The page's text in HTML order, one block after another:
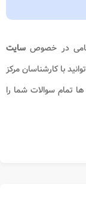
در خصوص سایت
با کارشناسان مرکز
تمام سوالات شما را